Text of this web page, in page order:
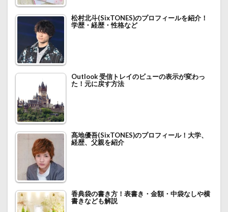
松村北斗(SixTONES)のプロフィールを紹介！
学歴・経歴・性格など
Outlook 受信トレイのビューの表示が変わっ
た！元に戻す方法
髙地優吾(SixTONES)のプロフィール！大学、
経歴、父親を紹介
香典袋の書き方！表書き・金額・中袋なしや横
書きなども解説